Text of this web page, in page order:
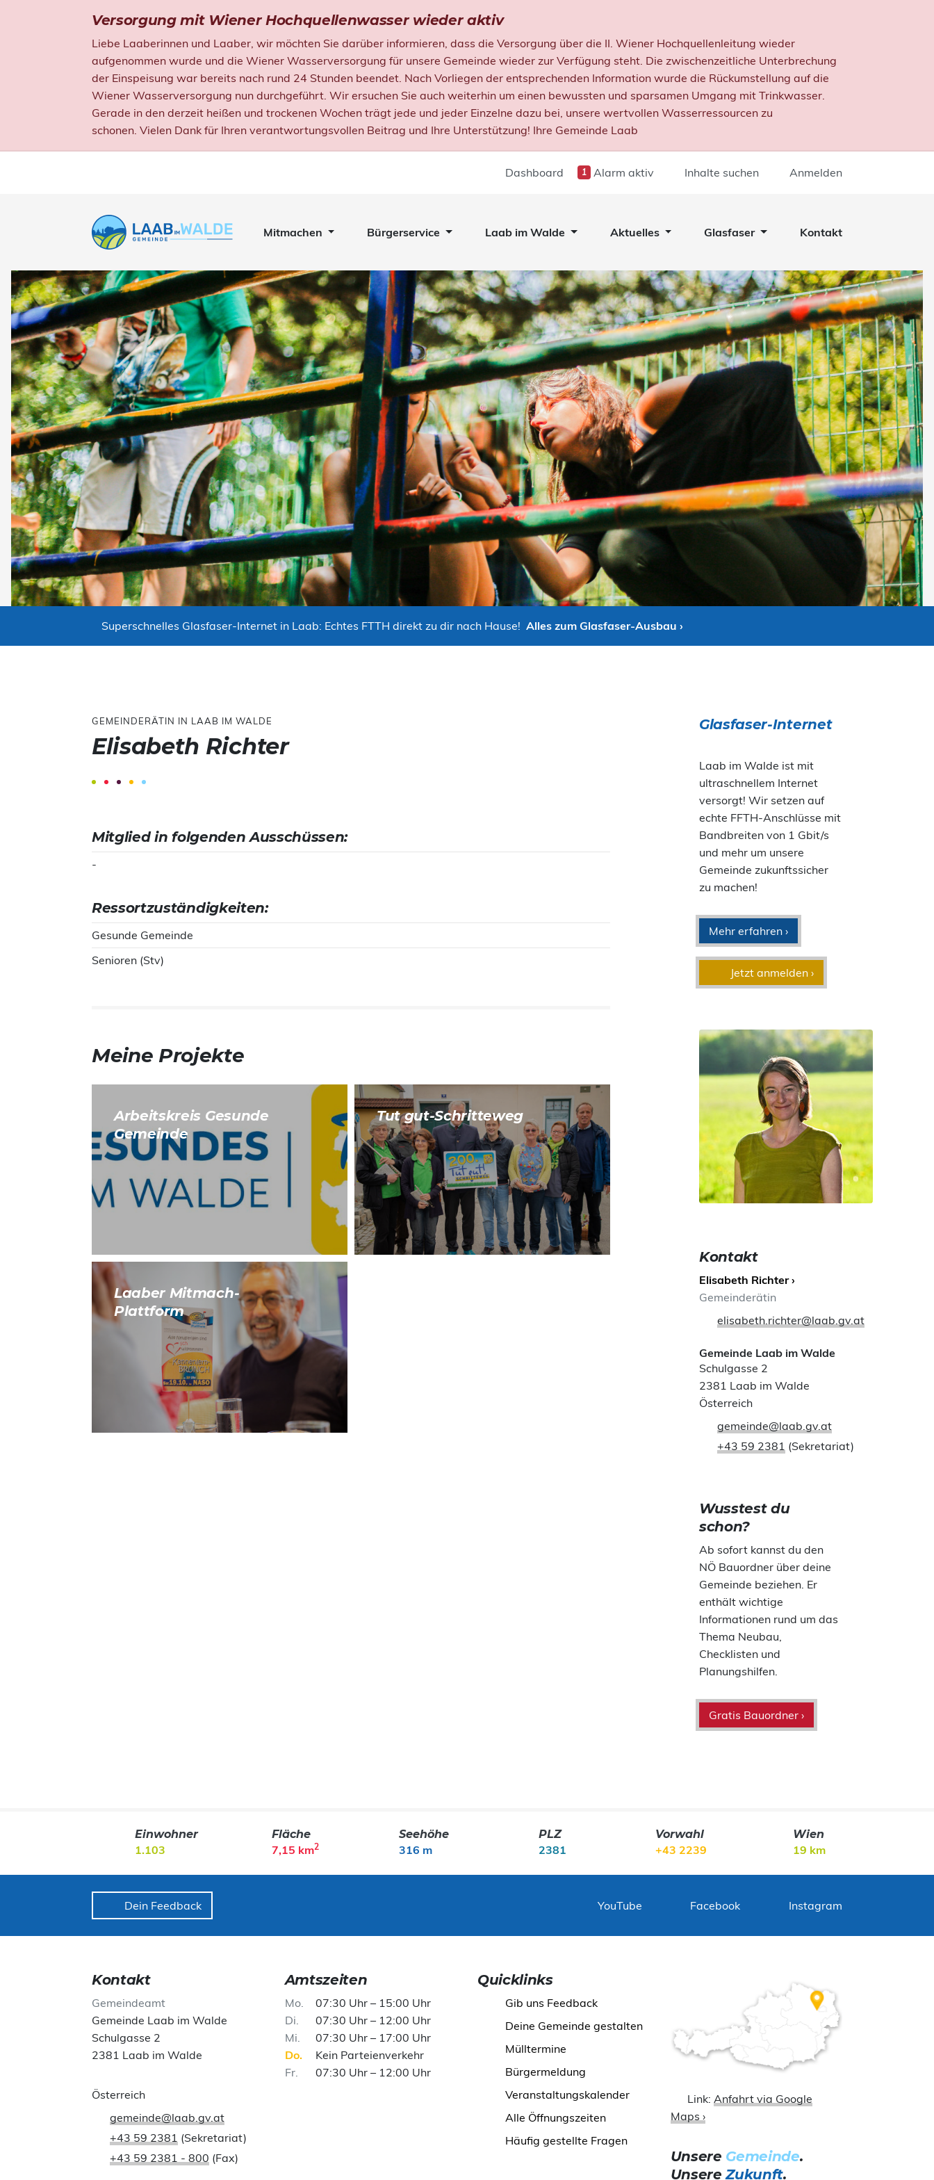
Versorgung mit Wiener Hochquellenwasser wieder aktiv
Liebe Laaberinnen und Laaber, wir möchten Sie darüber informieren, dass die Versorgung über die II. Wiener Hochquellenleitung wieder
aufgenommen wurde und die Wiener Wasserversorgung für unsere Gemeinde wieder zur Verfügung steht. Die zwischenzeitliche Unterbrechung
der Einspeisung war bereits nach rund 24 Stunden beendet. Nach Vorliegen der entsprechenden Information wurde die Rückumstellung auf die
Wiener Wasserversorgung nun durchgeführt. Wir ersuchen Sie auch weiterhin um einen bewussten und sparsamen Umgang mit Trinkwasser.
Gerade in den derzeit heißen und trockenen Wochen trägt jede und jeder Einzelne dazu bei, unsere wertvollen Wasserressourcen zu
schonen. Vielen Dank für Ihren verantwortungsvollen Beitrag und Ihre Unterstützung! Ihre Gemeinde Laab
Dashboard 1 Alarm aktiv Inhalte suchen Anmelden
Mitmachen Bürgerservice Laab im Walde Aktuelles Glasfaser Kontakt
Superschnelles Glasfaser-Internet in Laab: Echtes FTTH direkt zu dir nach Hause! Alles zum Glasfaser-Ausbau ›
GEMEINDERÄTIN IN LAAB IM WALDE
Elisabeth Richter
Mitglied in folgenden Ausschüssen:
-
Ressortzuständigkeiten:
Gesunde Gemeinde
Senioren (Stv)
Meine Projekte
Arbeitskreis Gesunde
Gemeinde
Tut gut-Schritteweg
Laaber Mitmach-
Plattform
Glasfaser-Internet
Laab im Walde ist mit
ultraschnellem Internet
versorgt! Wir setzen auf
echte FFTH-Anschlüsse mit
Bandbreiten von 1 Gbit/s
und mehr um unsere
Gemeinde zukunftssicher
zu machen!
Mehr erfahren ›
Jetzt anmelden ›
Kontakt
Elisabeth Richter ›
Gemeinderätin
elisabeth.richter@laab.gv.at
Gemeinde Laab im Walde
Schulgasse 2
2381 Laab im Walde
Österreich
gemeinde@laab.gv.at
+43 59 2381 (Sekretariat)
Wusstest du
schon?
Ab sofort kannst du den
NÖ Bauordner über deine
Gemeinde beziehen. Er
enthält wichtige
Informationen rund um das
Thema Neubau,
Checklisten und
Planungshilfen.
Gratis Bauordner ›
Einwohner
1.103
Fläche
7,15 km2
Seehöhe
316 m
PLZ
2381
Vorwahl
+43 2239
Wien
19 km
Dein Feedback YouTube Facebook Instagram
Kontakt
Gemeindeamt
Gemeinde Laab im Walde
Schulgasse 2
2381 Laab im Walde
Österreich
gemeinde@laab.gv.at
+43 59 2381 (Sekretariat)
+43 59 2381 - 800 (Fax)
Amtszeiten
Mo
07:30 Uhr – 15:00 Uhr
Di
07:30 Uhr – 12:00 Uhr
Mi
07:30 Uhr – 17:00 Uhr
Do
Kein Parteienverkehr
Fr
07:30 Uhr – 12:00 Uhr
Quicklinks
Gib uns Feedback
Deine Gemeinde gestalten
Mülltermine
Bürgermeldung
Veranstaltungskalender
Alle Öffnungszeiten
Häufig gestellte Fragen
Link: Anfahrt via Google
Maps ›
Unsere Gemeinde.
UnsereZukunft.